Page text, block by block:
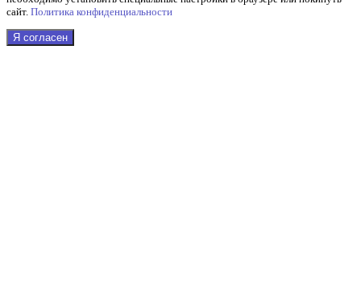
сайт. Политика конфиденциальности
Я согласен